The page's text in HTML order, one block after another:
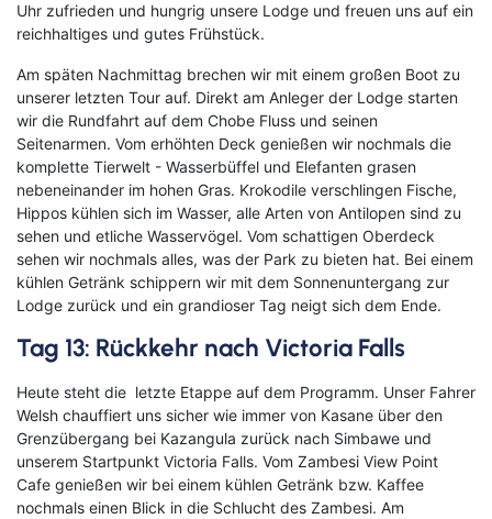
Uhr zufrieden und hungrig unsere Lodge und freuen uns auf ein
reichhaltiges und gutes Frühstück.
Am späten Nachmittag brechen wir mit einem großen Boot zu
unserer letzten Tour auf. Direkt am Anleger der Lodge starten
wir die Rundfahrt auf dem Chobe Fluss und seinen
Seitenarmen. Vom erhöhten Deck genießen wir nochmals die
komplette Tierwelt - Wasserbüffel und Elefanten grasen
nebeneinander im hohen Gras. Krokodile verschlingen Fische,
Hippos kühlen sich im Wasser, alle Arten von Antilopen sind zu
sehen und etliche Wasservögel. Vom schattigen Oberdeck
sehen wir nochmals alles, was der Park zu bieten hat. Bei einem
kühlen Getränk schippern wir mit dem Sonnenuntergang zur
Lodge zurück und ein grandioser Tag neigt sich dem Ende.
Tag 13: Rückkehr nach Victoria Falls
Heute steht die letzte Etappe auf dem Programm. Unser Fahrer
Welsh chauffiert uns sicher wie immer von Kasane über den
Grenzübergang bei Kazangula zurück nach Simbawe und
unserem Startpunkt Victoria Falls. Vom Zambesi View Point
Cafe genießen wir bei einem kühlen Getränk bzw. Kaffee
nochmals einen Blick in die Schlucht des Zambesi. Am